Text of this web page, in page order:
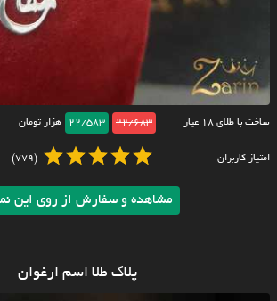
ساخت با طلای ۱۸ عیار 22/683
22/583 هزار تومان
امتیاز کاربران (779)
مشاهده و سفارش از روی این
پلاک طلا اسم ارغوان